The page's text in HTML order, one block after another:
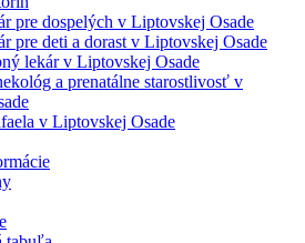
pre dospelých v Liptovskej Osade
pre deti a dorast v Liptovskej Osade
lekár v Liptovskej Osade
a prenatálne starostlivosť v
v Liptovskej Osade